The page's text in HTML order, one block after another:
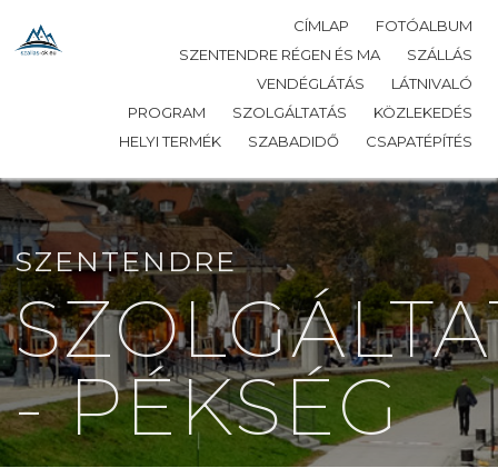
CÍMLAP
FOTÓALBUM
SZENTENDRE RÉGEN ÉS MA
SZÁLLÁS
VENDÉGLÁTÁS
LÁTNIVALÓ
PROGRAM
SZOLGÁLTATÁS
KÖZLEKEDÉS
HELYI TERMÉK
SZABADIDŐ CSAPATÉPÍTÉS
SZENTENDRE
- PÉKSÉG